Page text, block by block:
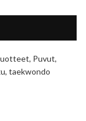
, Puvut,
, taekwondo